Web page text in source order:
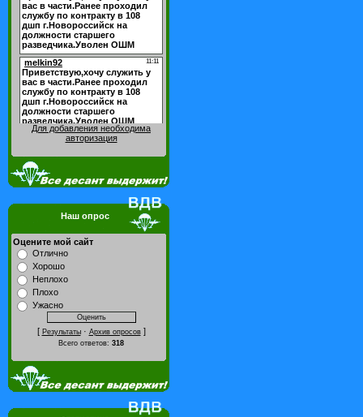
Для добавления необходима
авторизация
Наш опрос
Оцените мой сайт
Отлично
Хорошо
Неплохо
Плохо
Ужасно
[ Результаты· Архив опросов]
Всего ответов: 318